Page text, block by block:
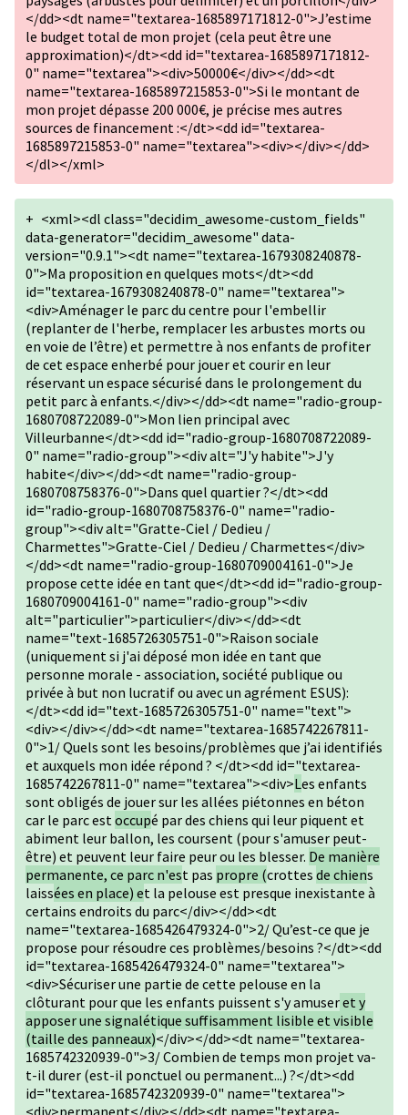
</dd><dt name="textarea-1685897171812-0">J’estime
le budget total de mon projet (cela peut être une
approximation)</dt><dd id="textarea-1685897171812-
0" name="textarea"><div>50000€</div></dd><dt
name="textarea-1685897215853-0">Si le montant de
mon projet dépasse 200 000€, je précise mes autres
sources de financement :</dt><dd id="textarea-
1685897215853-0" name="textarea"><div></div></dd>
</dl></xml>
+ <xml><dl class="decidim_awesome-custom_fields"
data-generator="decidim_awesome" data-
version="0.9.1"><dt name="textarea-1679308240878-
0">Ma proposition en quelques mots</dt><dd
id="textarea-1679308240878-0" name="textarea">
<div>Aménager le parc du centre pour l'embellir
(replanter de l'herbe, remplacer les arbustes morts ou
en voie de l’être) et permettre à nos enfants de profiter
de cet espace enherbé pour jouer et courir en leur
réservant un espace sécurisé dans le prolongement du
petit parc à enfants.</div></dd><dt name="radio-group-
1680708722089-0">Mon lien principal avec
Villeurbanne</dt><dd id="radio-group-1680708722089-
0" name="radio-group"><div alt="J'y habite">J'y
habite</div></dd><dt name="radio-group-
1680708758376-0">Dans quel quartier ?</dt><dd
id="radio-group-1680708758376-0" name="radio-
group"><div alt="Gratte-Ciel / Dedieu /
Charmettes">Gratte-Ciel / Dedieu / Charmettes</div>
</dd><dt name="radio-group-1680709004161-0">Je
propose cette idée en tant que</dt><dd id="radio-group-
1680709004161-0" name="radio-group"><div
alt="particulier">particulier</div></dd><dt
name="text-1685726305751-0">Raison sociale
(uniquement si j'ai déposé mon idée en tant que
personne morale - association, société publique ou
privée à but non lucratif ou avec un agrément ESUS):
</dt><dd id="text-1685726305751-0" name="text">
<div></div></dd><dt name="textarea-1685742267811-
0">1/ Quels sont les besoins/problèmes que j’ai identifiés
et auxquels mon idée répond ? </dt><dd id="textarea-
1685742267811-0" name="textarea"><div>Les enfants
sont obligés de jouer sur les allées piétonnes en béton
car le parc estoccupé par des chiens qui leur piquent et
abiment leur ballon, les coursent (pour s'amuser peut-
être) et peuvent leur faire peur ou les blesser. De manière
permanente, ce parc n'est pas propre (crottes de chiens
laissées en place) et la pelouse est presque inexistante à
certains endroits du parc</div></dd><dt
name="textarea-1685426479324-0">2/ Qu’est-ce que je
propose pour résoudre ces problèmes/besoins ?</dt><dd
id="textarea-1685426479324-0" name="textarea">
<div>Sécuriser une partie de cette pelouse en la
clôturant pour que les enfants puissent s'y amuseret y
apposer une signalétique suffisamment lisible et visible
(taille des panneaux)</div></dd><dt name="textarea-
1685742320939-0">3/ Combien de temps mon projet va-
t-il durer (est-il ponctuel ou permanent...) ?</dt><dd
id="textarea-1685742320939-0" name="textarea">
<div>permanent</div></dd><dt name="textarea-